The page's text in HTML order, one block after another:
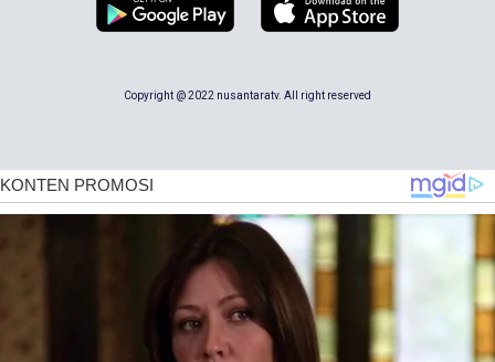
Copyright @ 2022 nusantaratv. All right reserved